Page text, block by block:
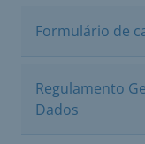
Formulário de
Regulamento
Dados